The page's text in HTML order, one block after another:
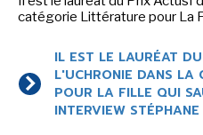
catégorie Littérature pour La
IL EST LE LAURÉAT
L'UCHRONIE DANS LA
POUR LA FILLE QUI
INTERVIEW STÉPHANE